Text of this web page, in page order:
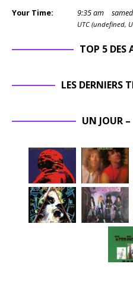
Your Time: 9:35am
UTC (undefined,
TOP 5 DES
LES DERNIERS
UN JOUR